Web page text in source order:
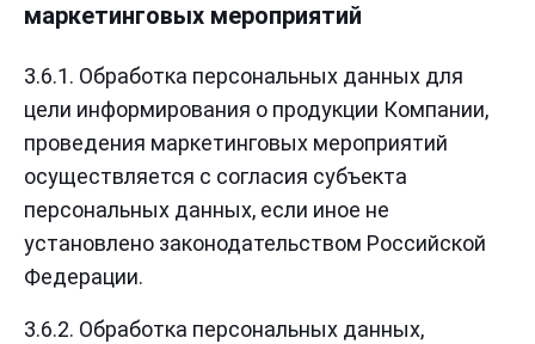
маркетинговых мероприятий
3.6.1. Обработка персональных данных для
цели информирования о продукции Компании,
проведения маркетинговых мероприятий
осуществляется с согласия субъекта
персональных данных, если иное не
установлено законодательством Российской
Федерации.
3.6.2. Обработка персональных данных,